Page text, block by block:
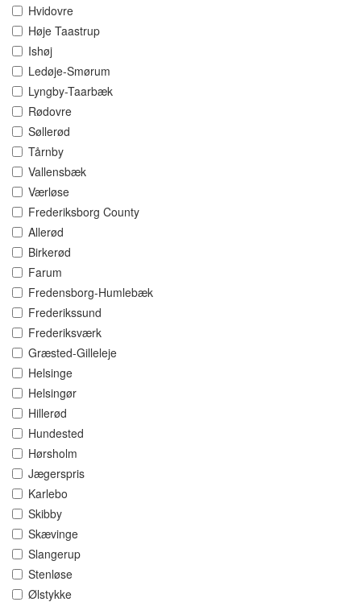
Hvidovre
Høje Taastrup
Ishøj
Ledøje-Smørum
Lyngby-Taarbæk
Rødovre
Søllerød
Tårnby
Vallensbæk
Værløse
Frederiksborg County
Allerød
Birkerød
Farum
Fredensborg-Humlebæk
Frederikssund
Frederiksværk
Græsted-Gilleleje
Helsinge
Helsingør
Hillerød
Hundested
Hørsholm
Jægerspris
Karlebo
Skibby
Skævinge
Slangerup
Stenløse
Ølstykke